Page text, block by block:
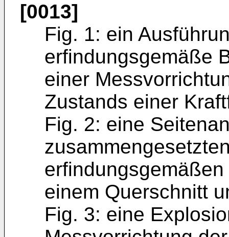
[0013]
Fig. 1: ein
erfindungsgemäße
einer
Zustands einer
Fig. 2: eine
einem Querschnitt
Fig. 3: eine